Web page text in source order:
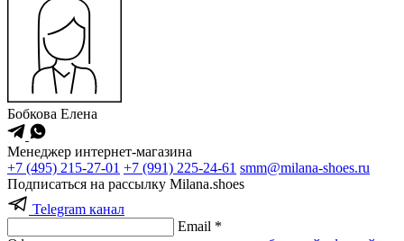
Бобкова Елена
Менеджер интернет-магазина
+7 (495) 215-27-01 +7 (991) 225-24-61 smm@milana-shoes.ru
Подписаться на рассылку Milana.shoes
Telegram канал
Email *